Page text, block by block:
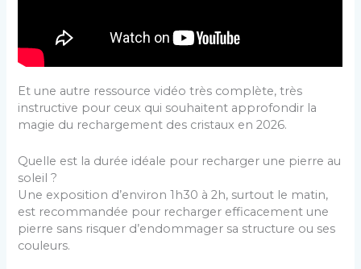
Et une autre ressource vidéo très complète, très
instructive pour ceux qui souhaitent approfondir la
magie du rechargement des cristaux en 2026.
Quelle est la durée idéale pour recharger une pierre au
soleil ?
Une exposition d’environ 1h30 à 2h, surtout le matin,
est recommandée pour recharger efficacement une
pierre sans risquer d’endommager sa structure ou ses
couleurs.